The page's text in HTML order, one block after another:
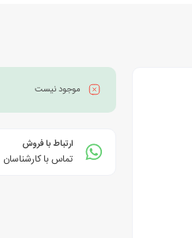
موجود نیست
ارتباط با فروش
تماس با کارشناسان